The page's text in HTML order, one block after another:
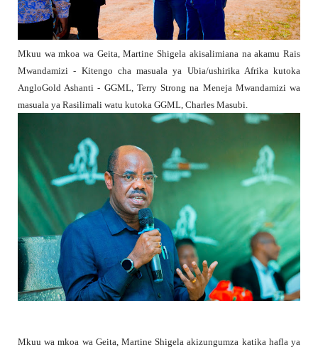
Mkuu wa mkoa wa Geita, Martine Shigela akisalimiana na akamu Rais
Mwandamizi - Kitengo cha masuala ya Ubia/ushirika Afrika kutoka
AngloGold Ashanti - GGML, Terry Strong na Meneja Mwandamizi wa
masuala ya Rasilimali watu kutoka GGML, Charles Masubi.
Mkuu wa mkoa wa Geita, Martine Shigela akizungumza katika hafla ya